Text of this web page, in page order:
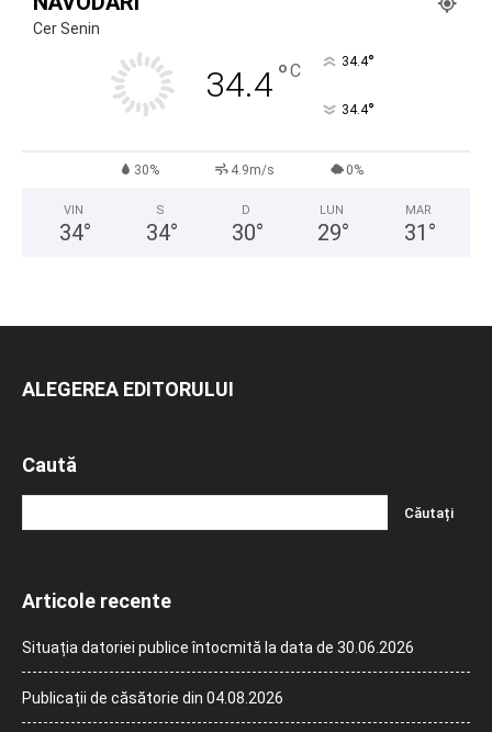
Cer Senin
34.4°C 34.4°
34.4°
30% 4.9m/s 0%
VIN
34°
S
34°
D
30°
LUN
29°
MAR
31 °
ALEGEREA EDITORULUI
Caută
Articole recente
Situația datoriei publice întocmită la data de 30.06.2026
Publicații de căsătorie din 04.08.2026